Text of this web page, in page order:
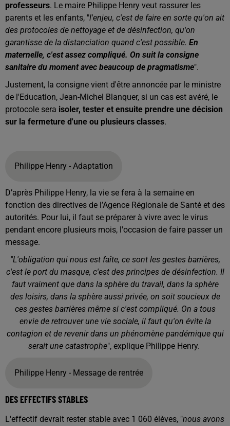
professeurs. Le maire Philippe Henry veut rassurer les
parents et les enfants, "l'enjeu, c'est de faire en sorte qu'on ait
des protocoles de nettoyage et de désinfection, qu'on
garantisse de la distanciation quand c'est possible. En
maternelle, c'est assez compliqué. On suit la consigne
sanitaire du moment avec beaucoup de pragmatisme".
Justement, la consigne vient d'être annoncée par le ministre
de l'Education, Jean-Michel Blanquer, si un cas est avéré, le
protocole sera isoler, tester et ensuite prendre une décision
sur la fermeture d'une ou plusieurs classes.
Philippe Henry - Adaptation
D’après Philippe Henry, la vie se fera à la semaine en
fonction des directives de l’Agence Régionale de Santé et des
autorités. Pour lui, il faut se préparer à vivre avec le virus
pendant encore plusieurs mois, l'occasion de faire passer un
message.
"L'obligation qui nous est faîte, ce sont les gestes barrières,
c'est le port du masque, c'est des principes de désinfection. Il
faut vraiment que dans la sphère du travail, dans la sphère
des loisirs, dans la sphère aussi privée, on soit soucieux de
ces gestes barrières même si c'est compliqué. On a tous
envie de retrouver une vie sociale, il faut qu'on évite la
contagion et de revenir dans un phénomène pandémique qui
serait une catastrophe", explique Philippe Henry.
Philippe Henry - Message de rentrée
DES EFFECTIFS STABLES
L'effectif devrait rester stable avec 1 060 élèves, "nous avons